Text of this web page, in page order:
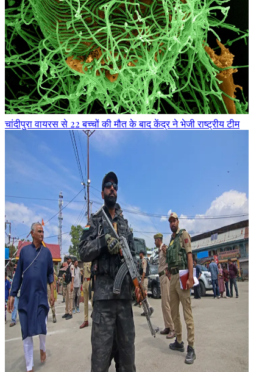
चांदीपुरा वायरस से 22 बच्चों की मौत के बाद केंद्र ने भेजी राष्ट्रीय टीम